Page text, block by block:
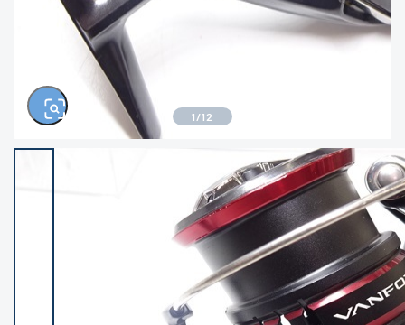
イシグロ岡崎大樹寺店
イシグロ焼津店
イシグロ掛川店
イシグロ沼津店
イシグロ磐田店
イシグロ富士店
イシグロ御殿場店
イシグロ伊東店
1 /12